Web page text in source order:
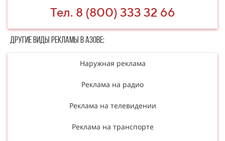
Тел. 8 (800) 333 32 66
Другие в​​​​иды рекламы в Азове:
Наружная реклама
Реклама на радио
Реклама на телевидении
Реклама на транспорте